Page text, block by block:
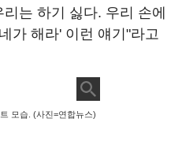
는 하기 싫다. 우리 손에
가 해라' 이런 얘기"라고
모습. (사진=연합뉴스)